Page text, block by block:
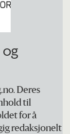
de
og
til
Deres
til
for å
redaksjonelt